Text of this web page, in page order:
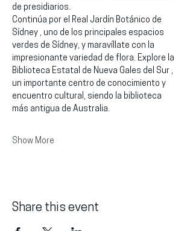
de presidiarios.
Continúa por el Real Jardín Botánico de
Sídney , uno de los principales espacios
verdes de Sídney, y maravíllate con la
impresionante variedad de flora. Explore la
Biblioteca Estatal de Nueva Gales del Sur ,
un importante centro de conocimiento y
encuentro cultural, siendo la biblioteca
más antigua de Australia.
Show More
Share this event